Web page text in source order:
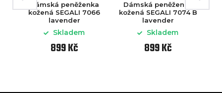
Dámská peněženka
kožená SEGALI 7066
lavender
Skladem
899 Kč
Dámská peněženka
kožená SEGALI 7074 B
lavender
Skladem
899 Kč